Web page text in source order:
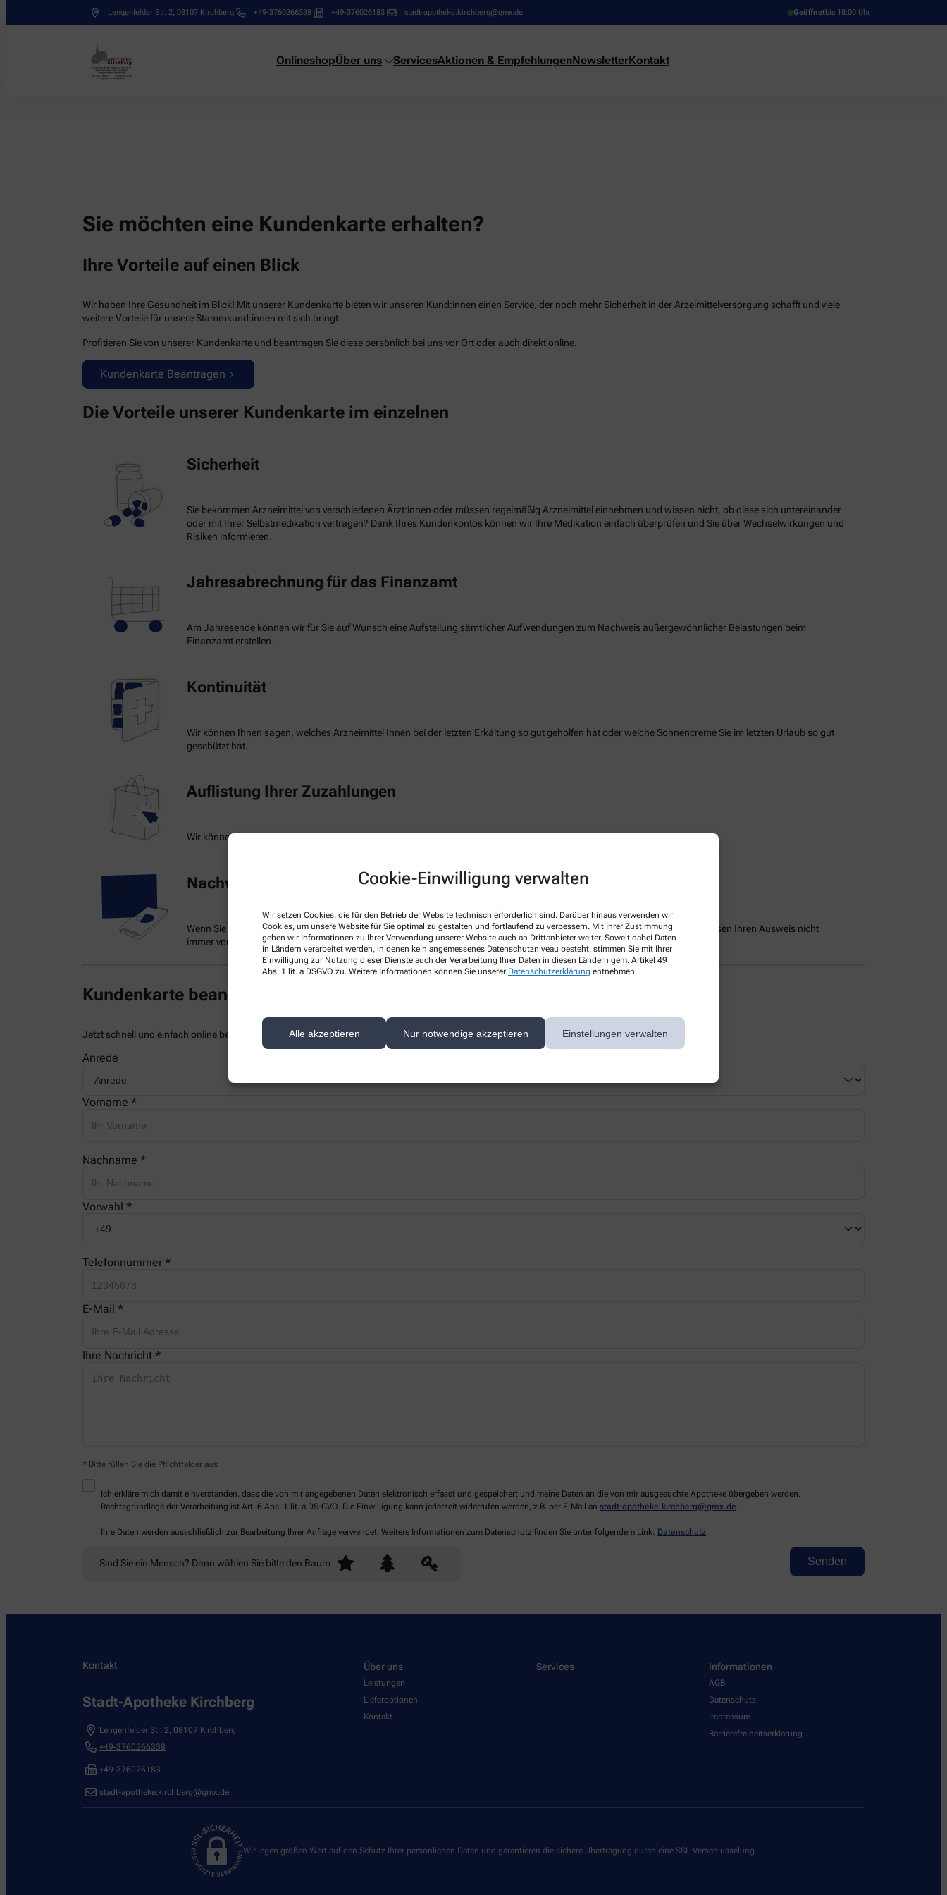
Cookie-Einwilligung verwalten
Wir setzen Cookies, die für den Betrieb der Website technisch erforderlich sind. Darüber hinaus verwenden wir
Cookies, um unsere Website für Sie optimal zu gestalten und fortlaufend zu verbessern. Mit Ihrer Zustimmung
geben wir Informationen zu Ihrer Verwendung unserer Website auch an Drittanbieter weiter. Soweit dabei Daten
in Ländern verarbeitet werden, in denen kein angemessenes Datenschutzniveau besteht, stimmen Sie mit Ihrer
Einwilligung zur Nutzung dieser Dienste auch der Verarbeitung Ihrer Daten in diesen Ländern gem. Artikel 49
Abs. 1 lit. a DSGVO zu. Weitere Informationen können Sie unserer Datenschutzerklärung entnehmen.
Alle akzeptieren Nur notwendige akzeptieren Einstellungen verwalten
Lengenfelder Str. 2, 08107 Kirchberg +49-3760266338 +49-376026183 stadt-apotheke.kirchberg@gmx.de Geöffnetbis 18:00 Uhr
OnlineshopÜber uns ServicesAktionen & EmpfehlungenNewsletterKontakt
Sie möchten eine Kundenkarte erhalten?
Ihre Vorteile auf einen Blick
Wir haben Ihre Gesundheit im Blick! Mit unserer Kundenkarte bieten wir unseren Kund:innen einen Service, der noch mehr Sicherheit in der Arzeimittelversorgung schafft und viele
weitere Vorteile für unsere Stammkund:innen mit sich bringt.
Profitieren Sie von unserer Kundenkarte und beantragen Sie diese persönlich bei uns vor Ort oder auch direkt online.
Kundenkarte Beantragen
Die Vorteile unserer Kundenkarte im einzelnen
Sicherheit
Sie bekommen Arzneimittel von verschiedenen Ärzt:innen oder müssen regelmäßig Arzneimittel einnehmen und wissen nicht, ob diese sich untereinander
oder mit Ihrer Selbstmedikation vertragen? Dank Ihres Kundenkontos können wir Ihre Medikation einfach überprüfen und Sie über Wechselwirkungen und
Risiken informieren.
Jahresabrechnung für das Finanzamt
Am Jahresende können wir für Sie auf Wunsch eine Aufstellung sämtlicher Aufwendungen zum Nachweis außergewöhnlicher Belastungen beim
Finanzamt erstellen.
Kontinuität
Wir können Ihnen sagen, welches Arzneimittel Ihnen bei der letzten Erkältung so gut geholfen hat oder welche Sonnencreme Sie im letzten Urlaub so gut
geschützt hat.
Auflistung Ihrer Zuzahlungen
Wir können auf Knopfdruck eine Auflistung Ihrer geleisteten Zuzahlungen erstellen.
Nachweis Ihrer Befreiung
Wenn Sie einen Ausweis über die Befreiung der gesetzlichen Zuzahlung haben, können wir diese Info speichern und Sie müssen Ihren Ausweis nicht
immer vorzeigen.
Kundenkarte beantragen
Jetzt schnell und einfach online beantragen und beim nächsten Besuch bei uns in der Apotheke abholen.
Anrede
Vorname *
Nachname *
Vorwahl *
Telefonnummer *
E-Mail *
Ihre Nachricht *
* Bitte füllen Sie die Pflichtfelder aus
Ich erkläre mich damit einverstanden, dass die von mir angegebenen Daten elektronisch erfasst und gespeichert und meine Daten an die von mir ausgesuchte Apotheke übergeben werden.
Rechtsgrundlage der Verarbeitung ist Art. 6 Abs. 1 lit. a DS-GVO. Die Einwilligung kann jederzeit widerrufen werden, z.B. per E-Mail an stadt-apotheke.kirchberg@gmx.de
Ihre Daten werden ausschließlich zur Bearbeitung Ihrer Anfrage verwendet. Weitere Informationen zum Datenschutz finden Sie unter folgendem Link: Datenschutz
Sind Sie ein Mensch? Dann wählen Sie bitteden Baum
Kontakt
Stadt-Apotheke Kirchberg
Lengenfelder Str. 2, 08107 Kirchberg
+49-3760266338
+49-376026183
stadt-apotheke.kirchberg@gmx.de
Über uns
Leistungen
Lieferoptionen
Kontakt
Services Informationen
AGB
Datenschutz
Impressum
Barrierefreiheitserklärung
Wir legen großen Wert auf den Schutz Ihrer persönlichen Daten und garantieren die sichere Übertragung durch eine SSL-Verschlüsselung.